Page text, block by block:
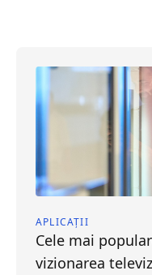
APLICAȚII
Cele mai
vizionarea